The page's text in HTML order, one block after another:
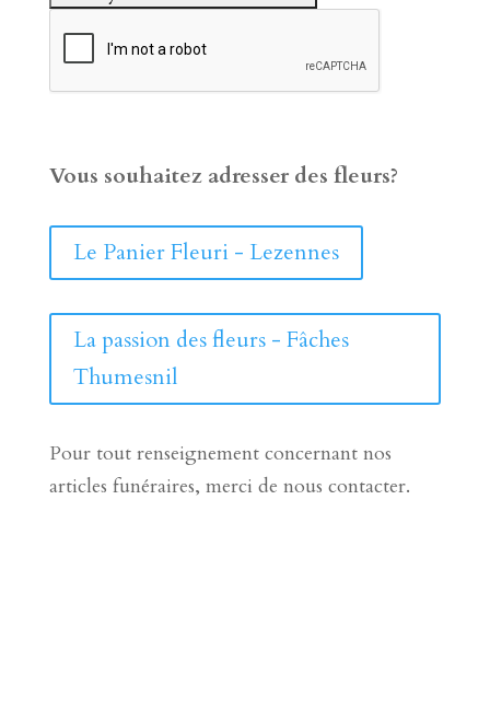
Vous souhaitez adresser des fleurs?
Le Panier Fleuri - Lezennes
La passion des fleurs - Fâches
Thumesnil
Pour tout renseignement concernant nos
articles funéraires, merci de nous contacter.